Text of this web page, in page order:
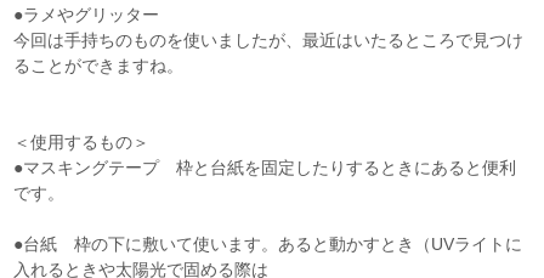
●ラメやグリッター
今回は手持ちのものを使いましたが、最近はいたるところで見つけ
ることができますね。
＜使用するもの＞
●マスキングテープ 枠と台紙を固定したりするときにあると便利
です。
●台紙 枠の下に敷いて使います。あると動かすとき（UVライトに
入れるときや太陽光で固める際は